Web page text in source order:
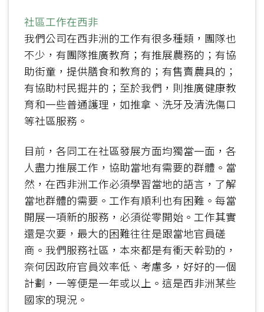
社區工作在西非
我們公司在西非洲的工作有很多種類，團隊也
不少，有團隊推廣教育；有推展農務的；有協
助街童，提供膳食和教育的；有售賣農具的；
有協助村民掘井的；至於我們，則推廣健康教
育和一些普通護理，如推拿、洗牙及清洗傷口
等社區服務。
目前，各同工在社區發展方面均獨當一面，各
人盡力推展工作，協助當地有需要的群體。當
然，在西非洲工作必須學習當地的語言，了解
當地群體的需要。工作有順利也有困難。每當
開展一項新的服務，必須從零開始。工作其實
還是次要，最大的困難往往是跟當地官員磋
商。我們服務社區，本來都是有衝天幹勁的，
奈何因政府官員效率低、考慮多，好好的一個
計劃，一等便是一年或以上。這是西非洲某些
國家的現況。